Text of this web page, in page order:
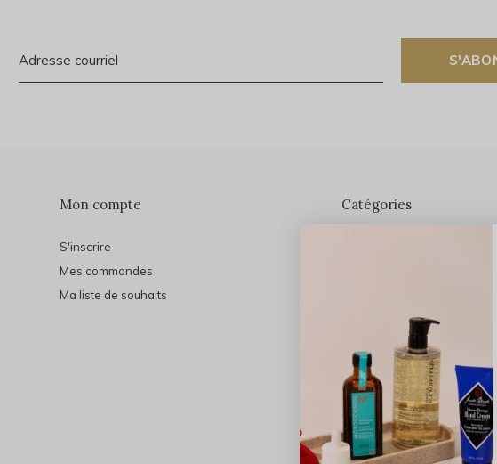
Mon compte
S'inscrire
Mes commandes
Ma liste de souhaits
Catégories
Soins du visage
Maquillage
Bain et Corps
Bijoux